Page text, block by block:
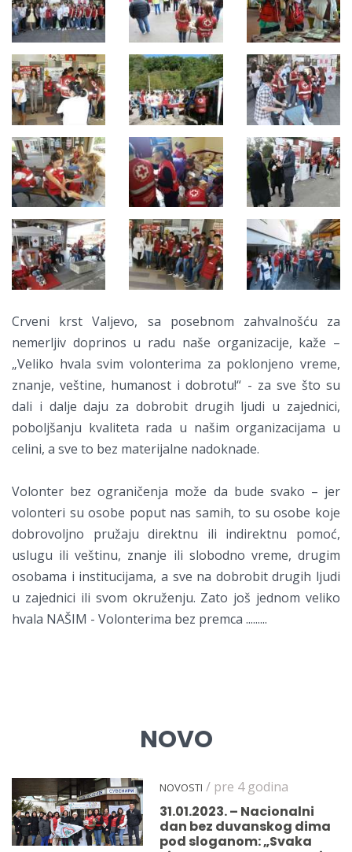
Crveni krst Valjevo, sa posebnom zahvalnošću za
nemerljiv doprinos u radu naše organizacije, kaže –
„Veliko hvala svim volonterima za poklonjeno vreme,
znanje, veštine, humanost i dobrotu!“ - za sve što su
dali i dalje daju za dobrobit drugih ljudi u zajednici,
poboljšanju kvaliteta rada u našim organizacijama u
celini, a sve to bez materijalne nadoknade.
Volonter bez ograničenja može da bude svako – jer
volonteri su osobe poput nas samih, to su osobe koje
dobrovoljno pružaju direktnu ili indirektnu pomoć,
uslugu ili veštinu, znanje ili slobodno vreme, drugim
osobama i institucijama, a sve na dobrobit drugih ljudi
u zajednici ili svom okruženju. Zato još jednom veliko
hvala NAŠIM - Volonterima bez premca .........
NOVO
NOVOSTI / pre 4 godina
31.01.2023. – Nacionalni
dan bez duvanskog dima
pod sloganom: „Svaka